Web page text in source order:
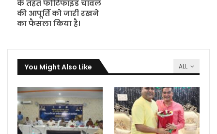
के तहत फोर्टिफाइड चावल
की आपूर्ति को जारी रखने
का फैसला किया है।
ALL
You Might Also Like